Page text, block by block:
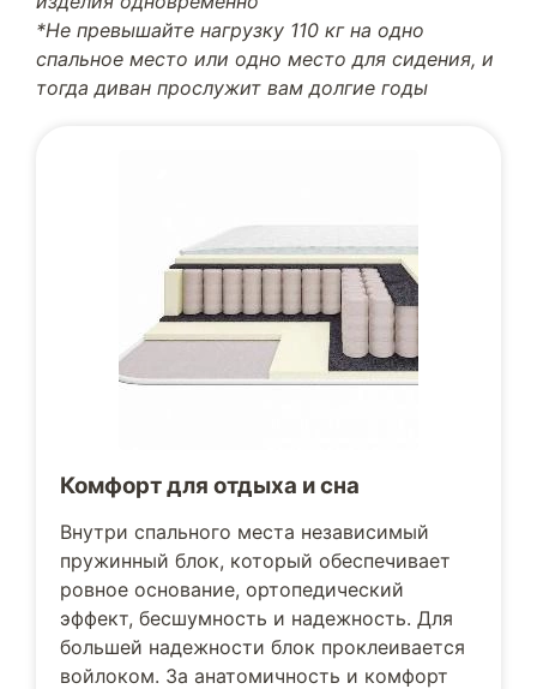
*Не превышайте нагрузку 110 кг на одно
спальное место или одно место для сидения, и
тогда диван прослужит вам долгие годы
Комфорт для отдыха и сна
Внутри спального места независимый
пружинный блок, который обеспечивает
ровное основание, ортопедический
эффект, бесшумность и надежность. Для
большей надежности блок проклеивается
войлоком. За анатомичность и комфорт